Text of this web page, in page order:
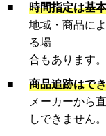
■
時間指定は基
地域・商品に
る場
合もあります
■
商品追跡はで
メーカーから
しできません。